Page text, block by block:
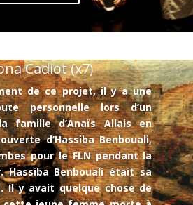
Cadiot (x7)
de ce projet, il y a une
personnelle lors d’un
famille d’Anaïs Allais en
d’Hassiba Benbouali,
pour le FLN pendant la
Hassiba Benbouali était sa
Il y avait quelque chose de